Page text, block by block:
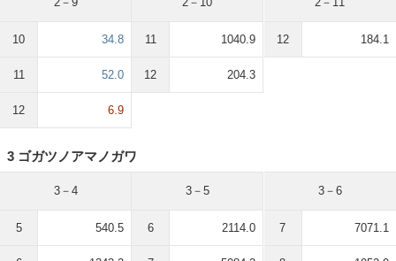
10 34.8
11 52.0
12 6.9
11 1040.9
12 204.3
12 184.1
3 ゴガツノアマノガワ
3－4
5 540.5
3－5
6 2114.0
3－6
7 7071.1